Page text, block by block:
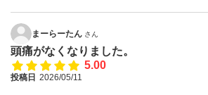
まーらーたん さん
頭痛がなくなりました。
5.00
投稿日 2026/05/11